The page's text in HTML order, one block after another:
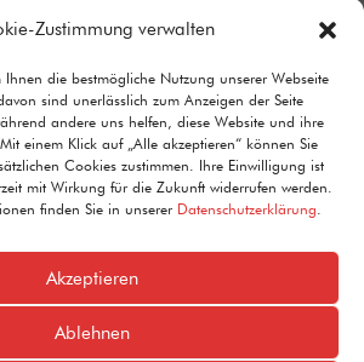
Zustimmung verwalten
die bestmögliche Nutzung unserer Webseite
sind unerlässlich zum Anzeigen der Seite
andere uns helfen, diese Website und ihre
einem Klick auf „Alle akzeptieren“ können Sie
Cookies zustimmen. Ihre Einwilligung ist
mit Wirkung für die Zukunft widerrufen werden.
finden Sie in unserer Datenschutzerklärung.
Akzeptieren
Ablehnen
zu, dass meine Angaben aus
erhoben und verarbeitet
Informationen zum
Nutzerdaten finden Sie in unserer
14= Senden